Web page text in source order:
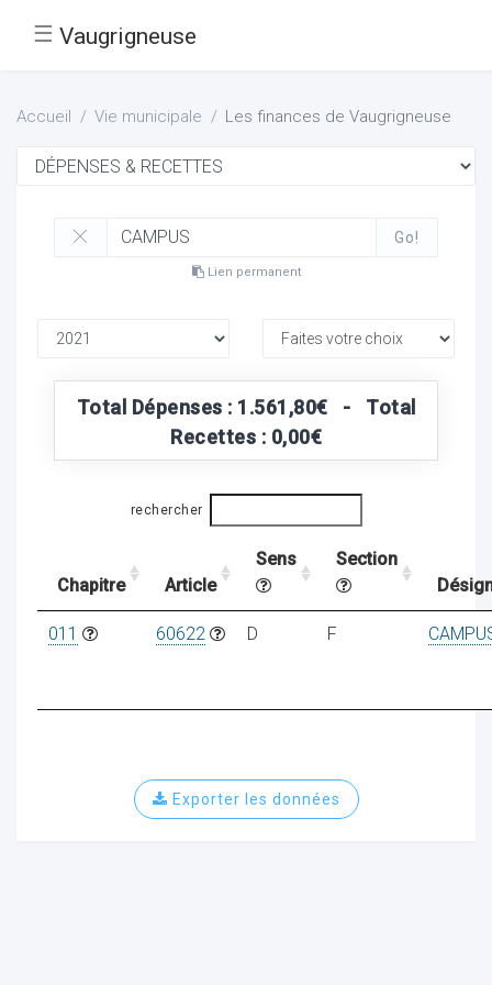
☰ Vaugrigneuse
Accueil Vie municipale Les finances de Vaugrigneuse
Go!
Lien permanent
Total Dépenses : 1.561,80€ - Total
Recettes : 0,00€
rechercher
Chapitre Article
Sens
Section
011 60622 D F
Exporter les données